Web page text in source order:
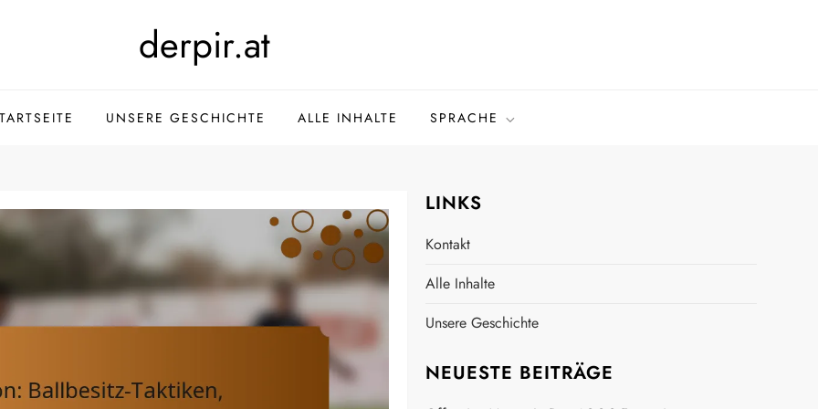
derpir.at
UNSERE GESCHICHTE ALLE INHALTE SPRACHE
LINKS
Kontakt
Alle Inhalte
Unsere Geschichte
NEUESTE BEITRÄGE